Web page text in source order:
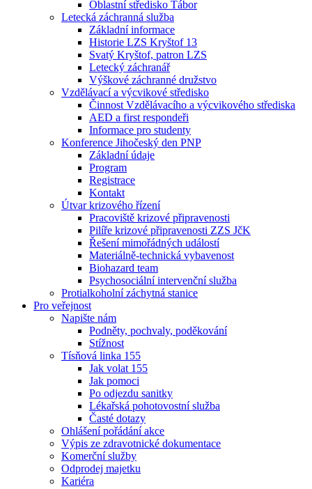
Oblastní středisko Tábor
Letecká záchranná služba
Základní informace
Historie LZS Kryštof 13
Svatý Kryštof, patron LZS
Letecký záchranář
Výškové záchranné družstvo
Vzdělávací a výcvikové středisko
Činnost Vzdělávacího a výcvikového střediska
AED a first respondeři
Informace pro studenty
Konference Jihočeský den PNP
Základní údaje
Program
Registrace
Kontakt
Útvar krizového řízení
Pracoviště krizové připravenosti
Pilíře krizové připravenosti ZZS JčK
Řešení mimořádných událostí
Materiálně-technická vybavenost
Biohazard team
Psychosociální intervenční služba
Protialkoholní záchytná stanice
Pro veřejnost
Napište nám
Podněty, pochvaly, poděkování
Stížnost
Tísňová linka 155
Jak volat 155
Jak pomoci
Po odjezdu sanitky
Lékařská pohotovostní služba
Časté dotazy
Ohlášení pořádání akce
Výpis ze zdravotnické dokumentace
Komerční služby
Odprodej majetku
Kariéra